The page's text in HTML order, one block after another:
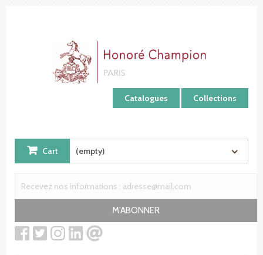
Catalogues Collections
Cart (empty)
M'ABONNER